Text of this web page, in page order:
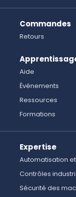
Commandes
Retours
Aide
Événements
Ressources
Formations
Expertise
Automatisation
Contrôles
Sécurité des